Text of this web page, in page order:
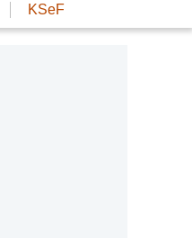
KSeF